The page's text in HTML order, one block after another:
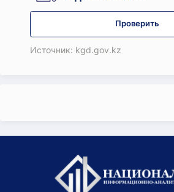
Проверить
Источник: kgd.gov.kz